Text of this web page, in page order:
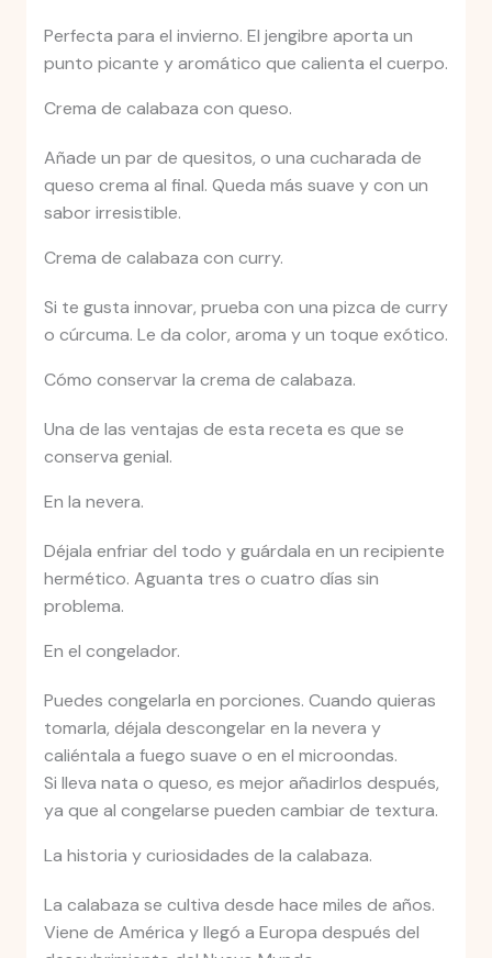
Perfecta para el invierno. El jengibre aporta un
punto picante y aromático que calienta el cuerpo.
Crema de calabaza con queso.
Añade un par de quesitos, o una cucharada de
queso crema al final. Queda más suave y con un
sabor irresistible.
Crema de calabaza con curry.
Si te gusta innovar, prueba con una pizca de curry
o cúrcuma. Le da color, aroma y un toque exótico.
Cómo conservar la crema de calabaza.
Una de las ventajas de esta receta es que se
conserva genial.
En la nevera.
Déjala enfriar del todo y guárdala en un recipiente
hermético. Aguanta tres o cuatro días sin
problema.
En el congelador.
Puedes congelarla en porciones. Cuando quieras
tomarla, déjala descongelar en la nevera y
caliéntala a fuego suave o en el microondas.
Si lleva nata o queso, es mejor añadirlos después,
ya que al congelarse pueden cambiar de textura.
La historia y curiosidades de la calabaza.
La calabaza se cultiva desde hace miles de años.
Viene de América y llegó a Europa después del